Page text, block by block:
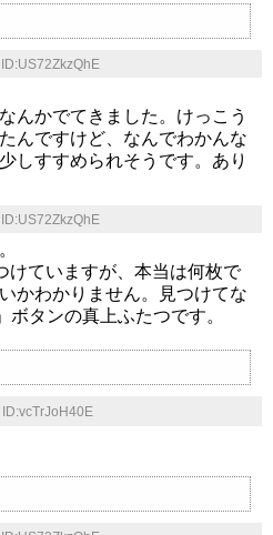
ID:US72ZkzQhE
んかでてきました。けっこう
んですけど、なんでわかんな
しすすめられそうです。あり
ID:US72ZkzQhE
けていますが、本当は何枚で
かわかりません。見つけてな
タンの真上ふたつです。
ID:vcTrJoH40E